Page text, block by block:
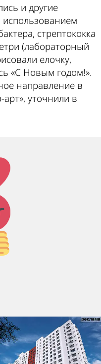
и другие
использованием
стрептококка
(лабораторный
елочку,
«С Новым годом!».
направление в
арт», уточнили в